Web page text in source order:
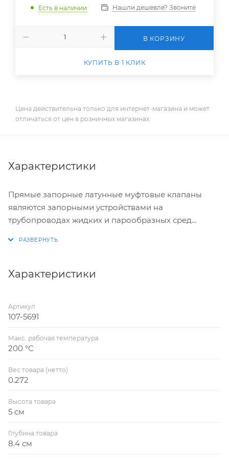
Есть в наличии Нашли дешевле? Звоните
В КОРЗИНУ
КУПИТЬ В 1 КЛИК
Цена действительна только для интернет-магазина и может
отличаться от цен в розничных магазинах
Характеристики
Прямые запорные латунные муфтовые клапаны
являются запорными устройствами на
трубопроводах жидких и парообразных сред
Характеристики
Артикул
107-5691
Макс. рабочая температура
200 °С
Вес товара (нетто)
0.272
Высота товара
5 см
Глубина товара
8.4 см